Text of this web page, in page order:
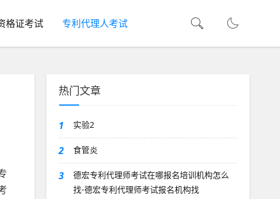
格证考试 专利代理人考试
热门文章
1 实验2
2 食管炎
3
德宏专利代理师考试在哪报名培训机构怎么
找-德宏专利代理师考试报名机构找